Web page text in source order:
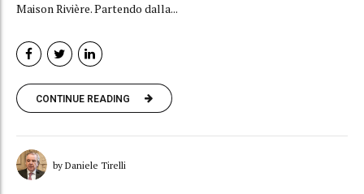
Maison Rivière. Partendo dalla...
CONTINUE READING
by Daniele Tirelli